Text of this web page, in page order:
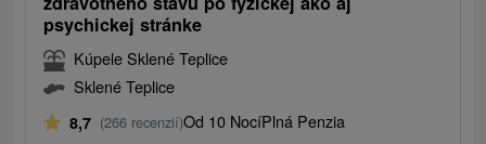
psychickej stránke
Kúpele Sklené Teplice
Sklené Teplice
8,7 (266 recenzií)Od 10 NocíPlná Penzia